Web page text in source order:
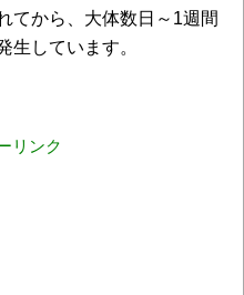
てから、大体数日～1週間
生しています。
リンク